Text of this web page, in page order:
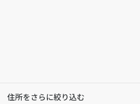
住所をさらに絞り込む